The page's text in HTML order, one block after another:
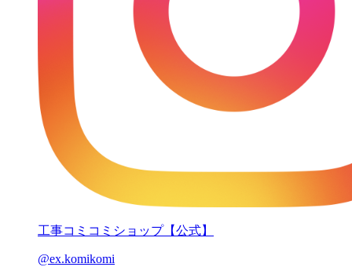
工事コミコミショップ【公式】
@ex.komikomi